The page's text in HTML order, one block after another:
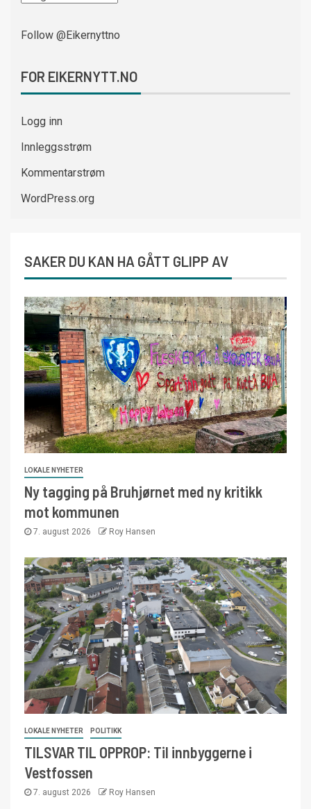
Follow @Eikernyttno
FOR EIKERNYTT.NO
Logg inn
Innleggsstrøm
Kommentarstrøm
WordPress.org
SAKER DU KAN HA GÅTT GLIPP AV
LOKALE NYHETER
Ny tagging på Bruhjørnet med ny kritikk
mot kommunen
7. august 2026 Roy Hansen
LOKALE NYHETER POLITIKK
TILSVAR TIL OPPROP: Til innbyggerne i
Vestfossen
7. august 2026 Roy Hansen